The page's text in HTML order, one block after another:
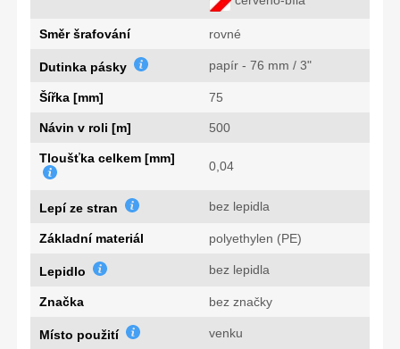
Směr šrafování rovné
Dutinka pásky papír - 76 mm / 3"
Šířka [mm] 75
Návin v roli [m] 500
Tloušťka celkem [mm]
0,04
Lepí ze stran bez lepidla
Základní materiál polyethylen (PE)
Lepidlo bez lepidla
Značka bez značky
Místo použití venku